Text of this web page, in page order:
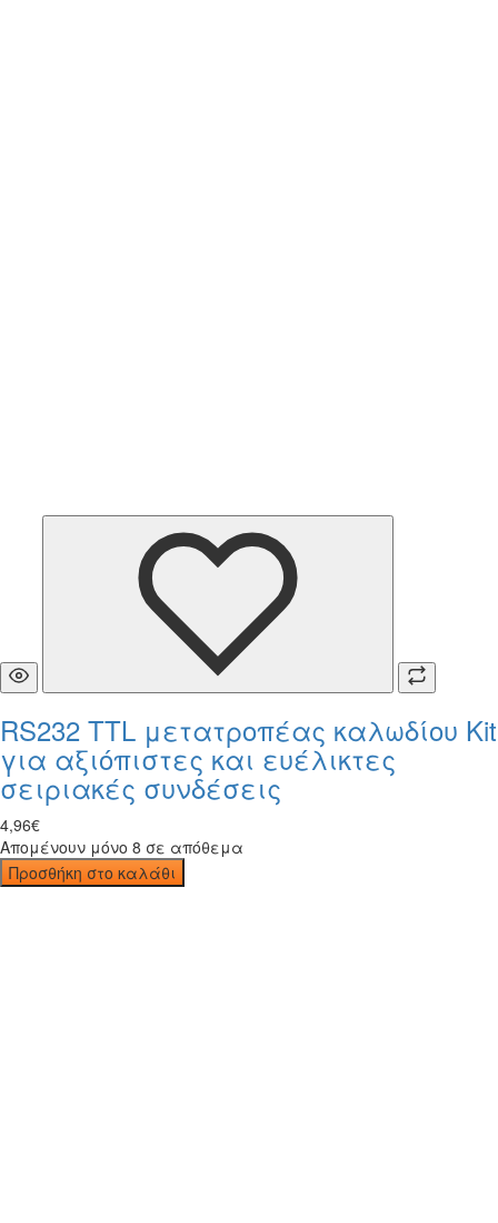
RS232 TTL μετατροπέας καλωδίου Kit
για αξιόπιστες και ευέλικτες
σειριακές συνδέσεις
4,96€
Απομένουν μόνο 8 σε απόθεμα
Προσθήκη στο καλάθι